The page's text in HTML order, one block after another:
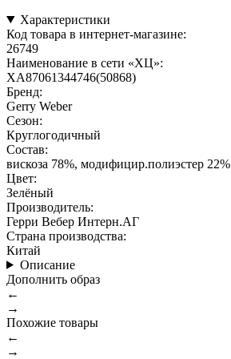
Характеристики
Код товара в интернет-магазине:
26749
Наименование в сети «ХЦ»:
XA87061344746(50868)
Бренд:
Gerry Weber
Сезон:
Круглогодичный
Состав:
вискоза 78%, модифицир.полиэстер 22%
Цвет:
Зелёный
Производитель:
Герри Вебер Интерн.АГ
Страна производства:
Китай
Описание
Дополнить образ
←
→
Похожие товары
←
→